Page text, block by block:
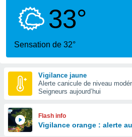
33°
Sensation de 32°
Vigilance jaune
Alerte canicule de niveau
Seigneurs aujourd’hui
Flash info
Vigilance orange : alerte